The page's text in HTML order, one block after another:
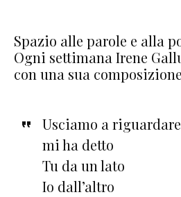
Spazio alle parole e alla
Ogni settimana Irene
con una sua
Usciamo a
mi ha detto
Tu da un lato
Io dall’altro